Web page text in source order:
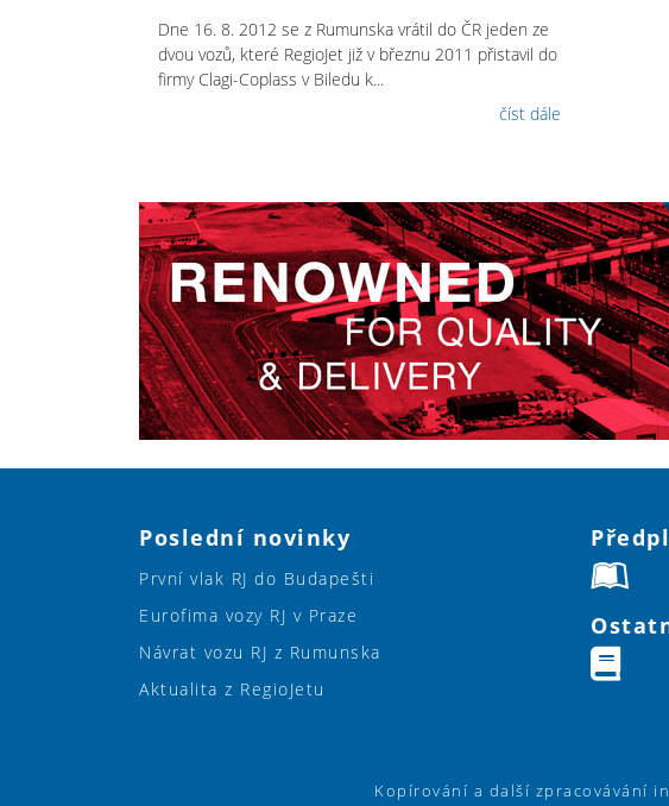
Dne 16. 8. 2012 se z Rumunska vrátil do ČR jeden ze
dvou vozů, které RegioJet již v březnu 2011 přistavil do
firmy Clagi-Coplass v Biledu k...
číst dále
Poslední novinky
První vlak RJ do Budapešti
Eurofima vozy RJ v Praze
Návrat vozu RJ z Rumunska
Aktualita z RegioJetu
Kopírování a další zpracovávání